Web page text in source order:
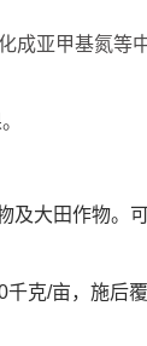
成亚甲基氮等
及大田作物。
克/亩，施后